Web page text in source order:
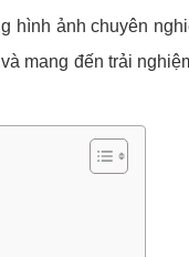
hình ảnh chuyên
mang đến trải